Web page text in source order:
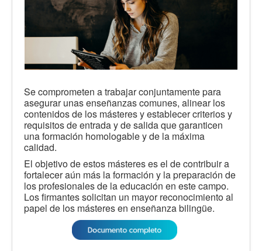
Se comprometen a trabajar conjuntamente para
asegurar unas enseñanzas comunes, alinear los
contenidos de los másteres y establecer criterios y
requisitos de entrada y de salida que garanticen
una formación homologable y de la máxima
calidad.
El objetivo de estos másteres es el de contribuir a
fortalecer aún más la formación y la preparación de
los profesionales de la educación en este campo.
Los firmantes solicitan un mayor reconocimiento al
papel de los másteres en enseñanza bilingüe.